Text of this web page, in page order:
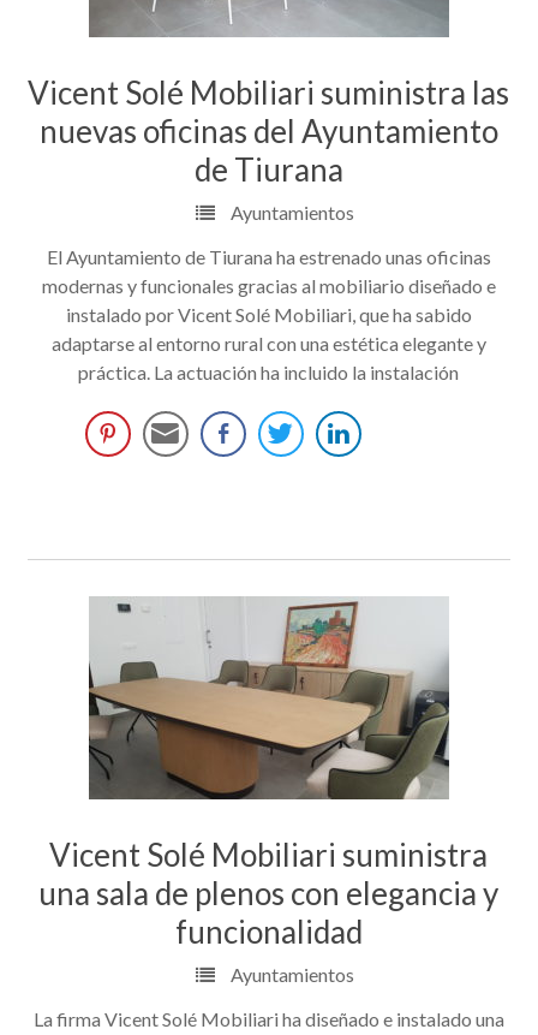
Vicent Solé Mobiliari suministra las
nuevas oficinas del Ayuntamiento
de Tiurana
Ayuntamientos
El Ayuntamiento de Tiurana ha estrenado unas oficinas
modernas y funcionales gracias al mobiliario diseñado e
instalado por Vicent Solé Mobiliari, que ha sabido
adaptarse al entorno rural con una estética elegante y
práctica. La actuación ha incluido la instalación
Vicent Solé Mobiliari suministra
una sala de plenos con elegancia y
funcionalidad
Ayuntamientos
La firma Vicent Solé Mobiliari ha diseñado e instalado una